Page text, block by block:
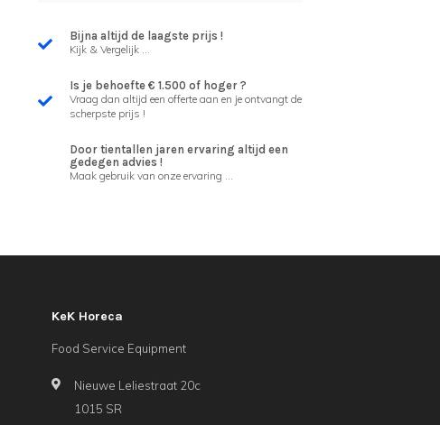
Bijna altijd de laagste prijs !
Kijk & Vergelijk ...
Is je behoefte € 1.500 of hoger ?
Vraag dan altijd een offerte aan en je ontvangt de
scherpste prijs !
Door tientallen jaren ervaring altijd een
gedegen advies !
Maak gebruik van onze ervaring ...
KeK Horeca
Food Service Equipment
Nieuwe Leliestraat 20c
1015 SR